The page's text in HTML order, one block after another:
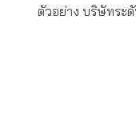
ตัวอย่าง บริษัทระ